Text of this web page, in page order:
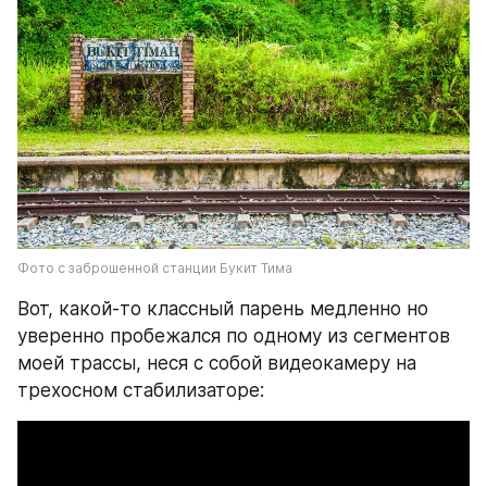
Фото с заброшенной станции Букит Тима
Вот, какой-то классный парень медленно но
уверенно пробежался по одному из сегментов
моей трассы, неся с собой видеокамеру на
трехосном стабилизаторе: